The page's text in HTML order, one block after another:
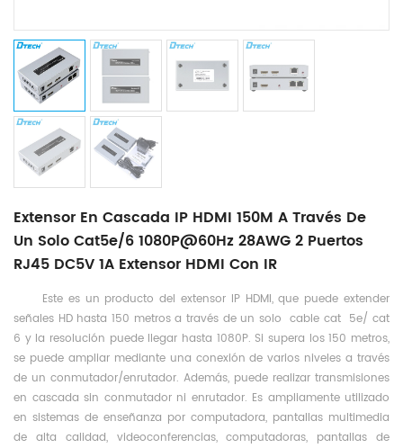
Extensor En Cascada IP HDMI 150M A Través De
Un Solo Cat5e/6 1080P@60Hz 28AWG 2 Puertos
RJ45 DC5V 1A Extensor HDMI Con IR
Este es un producto del extensor IP HDMI, que puede extender
señales HD hasta 150 metros a través de un solo cable cat 5e/ cat
6 y la resolución puede llegar hasta 1080P. Si supera los 150 metros,
se puede ampliar mediante una conexión de varios niveles a través
de un conmutador/enrutador. Además, puede realizar transmisiones
en cascada sin conmutador ni enrutador. Es ampliamente utilizado
en sistemas de enseñanza por computadora, pantallas multimedia
de alta calidad, videoconferencias, computadoras, pantallas de